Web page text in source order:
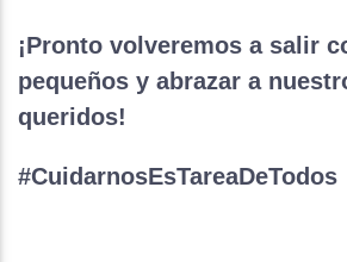
¡Pronto volveremos a salir
pequeños y abrazar a
queridos!
#CuidarnosEsTareaDeTodos